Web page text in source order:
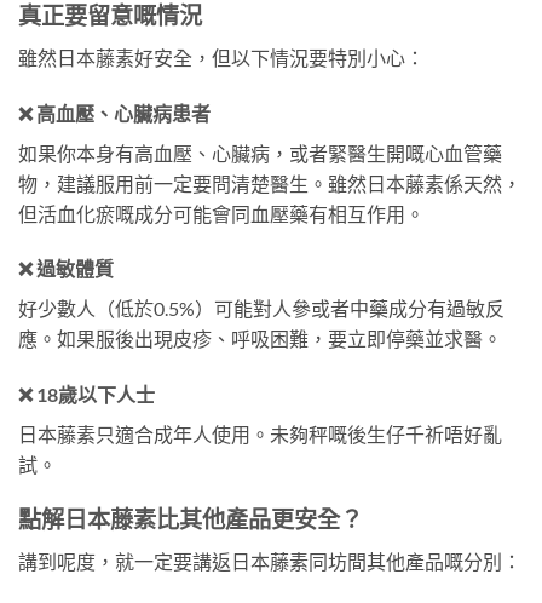
真正要留意嘅情況
雖然日本藤素好安全，但以下情況要特別小心：
❌ 高血壓、心臟病患者
如果你本身有高血壓、心臟病，或者緊醫生開嘅心血管藥
物，建議服用前一定要問清楚醫生。雖然日本藤素係天然，
但活血化瘀嘅成分可能會同血壓藥有相互作用。
❌ 過敏體質
好少數人（低於0.5%）可能對人參或者中藥成分有過敏反
應。如果服後出現皮疹、呼吸困難，要立即停藥並求醫。
❌ 18歲以下人士
日本藤素只適合成年人使用。未夠秤嘅後生仔千祈唔好亂
試。
點解日本藤素比其他產品更安全？
講到呢度，就一定要講返日本藤素同坊間其他產品嘅分別：